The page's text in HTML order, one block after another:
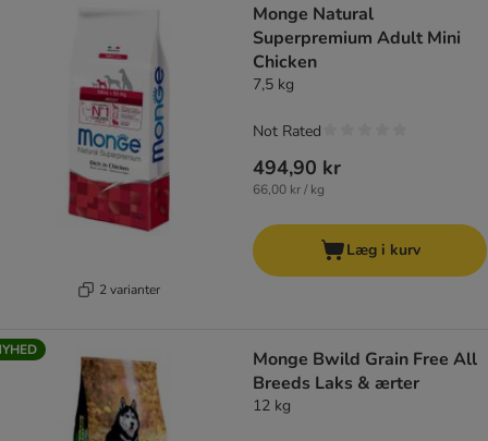
2 varianter
Monge Natural
Superpremium Adult Mini
Chicken
7,5 kg
494,90 kr
66,00 kr / kg
Not Rated
Læg i kurv
Monge Bwild Grain Free All
Breeds Laks & ærter
12 kg